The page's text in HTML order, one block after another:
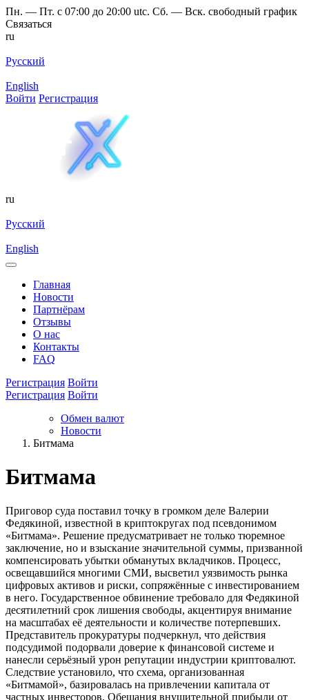
Пн. — Пт. с 07:00 до 20:00 utc. Сб. — Вск. свободный график
Связаться
ru
Русский
English
Войти Регистрация
ru
Русский
English
Главная
Новости
Партнёрам
Отзывы
О нас
Контакты
FAQ
Регистрация Войти
Регистрация Войти
Обмен валют
Новости
Битмама
Битмама
Приговор суда поставил точку в громком деле Валерии
Федякиной, известной в криптокругах под псевдонимом
«Битмама». Решение предусматривает не только тюремное
заключение, но и взыскание значительной суммы, призванной
компенсировать убытки обманутых вкладчиков. Процесс,
освещавшийся многими СМИ, высветил уязвимость рынка
цифровых активов и риски, сопряжённые с инвестированием
в него. Государственное обвинение требовало для Федякиной
десятилетний срок лишения свободы, акцентируя внимание
на масштабах её деятельности и количестве потерпевших.
Представитель прокуратуры подчеркнул, что действия
подсудимой подорвали доверие к финансовой системе и
нанесли серьёзный урон репутации индустрии криптовалют.
Следствие установило, что схема, организованная
«Битмамой», базировалась на привлечении капитала от
частных инвесторов. Обещания внушительной прибыли от